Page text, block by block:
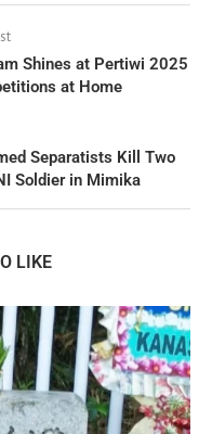
Shines at Pertiwi 2025
at Home
Separatists Kill Two
Soldier in Mimika
LIKE